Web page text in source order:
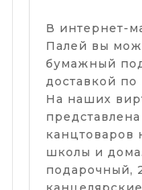
В интернет-
Палей вы
бумажный
доставкой
На наших
канцтоваров
школы и
подарочный,